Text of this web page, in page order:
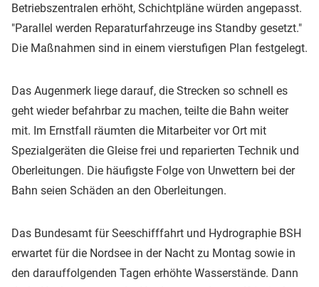
Betriebszentralen erhöht, Schichtpläne würden angepasst.
"Parallel werden Reparaturfahrzeuge ins Standby gesetzt."
Die Maßnahmen sind in einem vierstufigen Plan festgelegt.
Das Augenmerk liege darauf, die Strecken so schnell es
geht wieder befahrbar zu machen, teilte die Bahn weiter
mit. Im Ernstfall räumten die Mitarbeiter vor Ort mit
Spezialgeräten die Gleise frei und reparierten Technik und
Oberleitungen. Die häufigste Folge von Unwettern bei der
Bahn seien Schäden an den Oberleitungen.
Das Bundesamt für Seeschifffahrt und Hydrographie BSH
erwartet für die Nordsee in der Nacht zu Montag sowie in
den darauffolgenden Tagen erhöhte Wasserstände. Dann